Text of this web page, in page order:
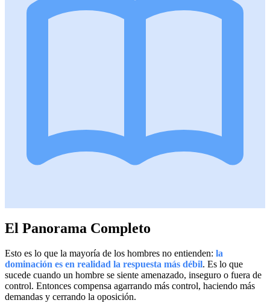
El Panorama Completo
Esto es lo que la mayoría de los hombres no entienden: la
dominación es en realidad la respuesta más débil. Es lo que
sucede cuando un hombre se siente amenazado, inseguro o fuera de
control. Entonces compensa agarrando más control, haciendo más
demandas y cerrando la oposición.